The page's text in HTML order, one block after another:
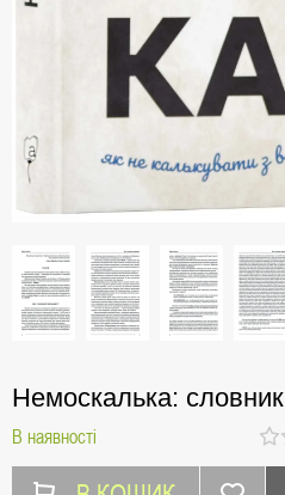
Немоскалька: словник
В наявності